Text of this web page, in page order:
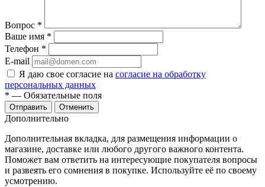
Вопрос *
Ваше имя *
Телефон *
E-mail
Я даю свое согласие на согласие на обработку
персональных данных
* — Обязательные поля
Отменить
Дополнительно
Дополнительная вкладка, для размещения информации о
магазине, доставке или любого другого важного контента.
Поможет вам ответить на интересующие покупателя вопросы
и развеять его сомнения в покупке. Используйте её по своему
усмотрению.